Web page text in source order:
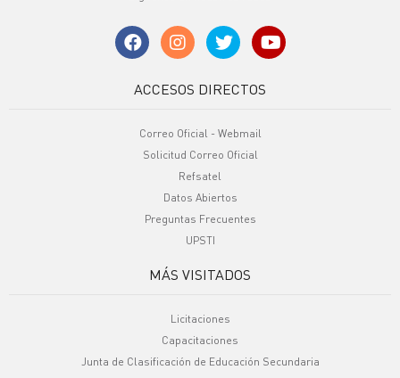
ACCESOS DIRECTOS
Correo Oficial - Webmail
Solicitud Correo Oficial
Refsatel
Datos Abiertos
Preguntas Frecuentes
UPSTI
MÁS VISITADOS
Licitaciones
Capacitaciones
Junta de Clasificación de Educación Secundaria